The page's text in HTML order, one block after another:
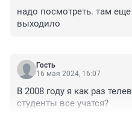
надо посмотреть. там
выходило
Гость
16 мая 2024, 16:07
В 2008 году я как раз
студенты все учатся?